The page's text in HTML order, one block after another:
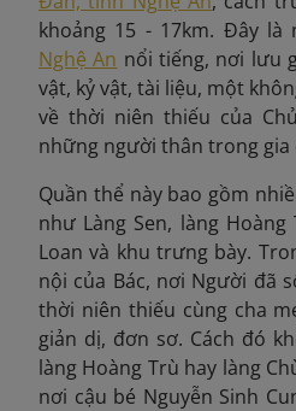
khoảng 15 - 17km. Đây là
Nghệ An nổi tiếng, nơi lưu
vật, kỷ vật, tài liệu, một
về thời niên thiếu của
những người thân trong gia
Quần thể này bao gồm
như Làng Sen, làng
Loan và khu trưng bày.
nội của Bác, nơi Người đã
thời niên thiếu cùng cha
giản dị, đơn sơ. Cách đó
làng Hoàng Trù hay làng
nơi cậu bé Nguyễn Sinh